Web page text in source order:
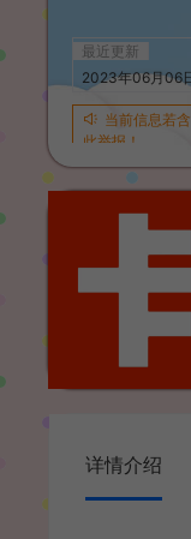
最近更新
2023年06月06
当前信息若
此举报！
详情介绍